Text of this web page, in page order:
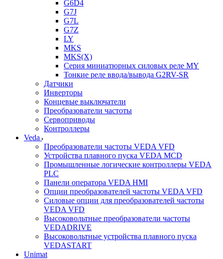
G6D4
G7J
G7L
G7Z
LY
MKS
MKS(X)
Серия миниатюрных силовых реле MY
Тонкие реле ввода/вывода G2RV-SR
Датчики
Инверторы
Концевые выключатели
Преобразователи частоты
Сервоприводы
Контроллеры
Veda
Преобразователи частоты VEDA VFD
Устройства плавного пуска VEDA MCD
Промышленные логические контроллеры VEDA
PLC
Панели оператора VEDA HMI
Опции преобразователей частоты VEDA VFD
Силовые опции для преобразователей частоты
VEDA VFD
Высоковольтные преобразователи частоты
VEDADRIVE
Высоковольтные устройства плавного пуска
VEDASTART
Unimat